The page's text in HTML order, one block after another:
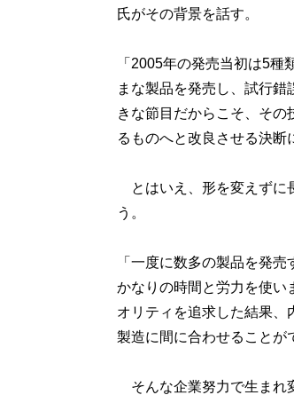
氏がその背景を話す。
「2005年の発売当初は5
まな製品を発売し、試行
きな節目だからこそ、そ
るものへと改良させる決断
とはいえ、形を変えずに
う。
「一度に数多の製品を発
かなりの時間と労力を使い
オリティを追求した結果、
製造に間に合わせることが
そんな企業努力で生まれ